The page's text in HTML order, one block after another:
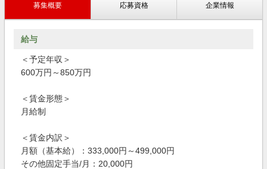
募集概要 応募資格 企業情報
給与
＜予定年収＞
600万円～850万円
＜賃金形態＞
月給制
＜賃金内訳＞
月額（基本給）：333,000円～499,000円
その他固定手当/月：20,000円